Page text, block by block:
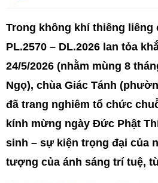
Trong không khí thiêng liêng
PL.2570 – DL.2026 lan tỏa
24/5/2026 (nhằm mùng 8
Ngọ), chùa Giác Tánh
đã trang nghiêm tổ chức
kính mừng ngày Đức Phật
sinh – sự kiện trọng đại của
tượng của ánh sáng trí tuệ,